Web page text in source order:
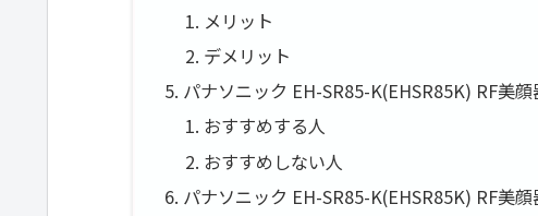
メリット
デメリット
パナソニック EH-SR85-K(EHSR85K) RF美
おすすめする人
おすすめしない人
パナソニック EH-SR85-K(EHSR85K) RF美